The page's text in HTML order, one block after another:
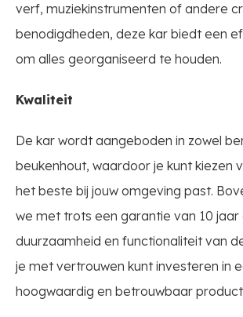
verf, muziekinstrumenten of andere
benodigdheden, deze kar biedt een
om alles georganiseerd te houden.
Kwaliteit
De kar wordt aangeboden in zowel
beukenhout, waardoor je kunt kiezen
het beste bij jouw omgeving past.
we met trots een garantie van 10 jaar
duurzaamheid en functionaliteit van
je met vertrouwen kunt investeren in
hoogwaardig en betrouwbaar